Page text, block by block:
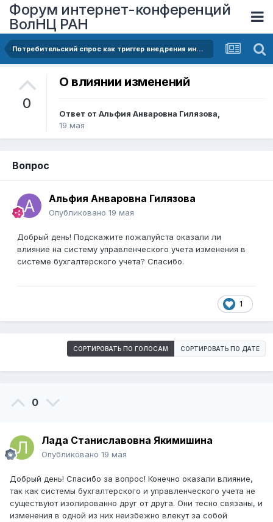
Форум интернет-конференций
ВолНЦ РАН
Потребительский спрос как триггер внедрения инновационных систем управленческого учёта
0
О влиянии изменений
Ответ от Альфия Анваровна Гилязова,
19 мая
Вопрос
Альфия Анваровна Гилязова
Опубликовано 19 мая
Добрый день! Подскажите пожалуйста оказали ли
влияние на систему управленческого учета изменения в
системе бухгалтерского учета? Спасибо.
1
СОРТИРОВАТЬ ПО ГОЛОСАМ СОРТИРОВАТЬ ПО ДАТЕ
0
Лада Станиславовна Якимишина
Опубликовано 19 мая
Добрый день! Спасибо за вопрос! Конечно оказали влияние,
так как системы бухгалтерского и управленческого учета не
существуют изолированно друг от друга. Они тесно связаны, и
изменения в одной из них неизбежно влекут за собой